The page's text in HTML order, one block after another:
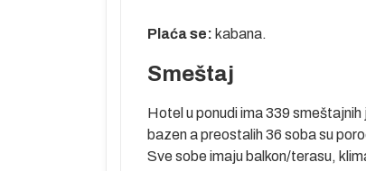
Plaća se: kabana.
Smeštaj
Hotel u ponudi ima 339
bazen a preostalih 36 soba su
Sve sobe imaju balkon/terasu,